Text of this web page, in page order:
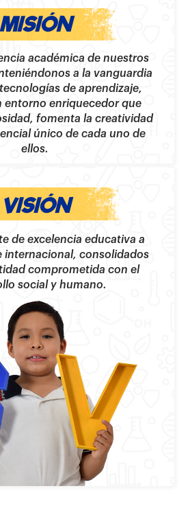
MISIÓN
académica de nuestros
a la vanguardia
de aprendizaje,
entorno enriquecedor que
fomenta la creatividad
único de cada uno de
ellos.
VISIÓN
de excelencia educativa a
internacional, consolidados
comprometida con el
social y humano.